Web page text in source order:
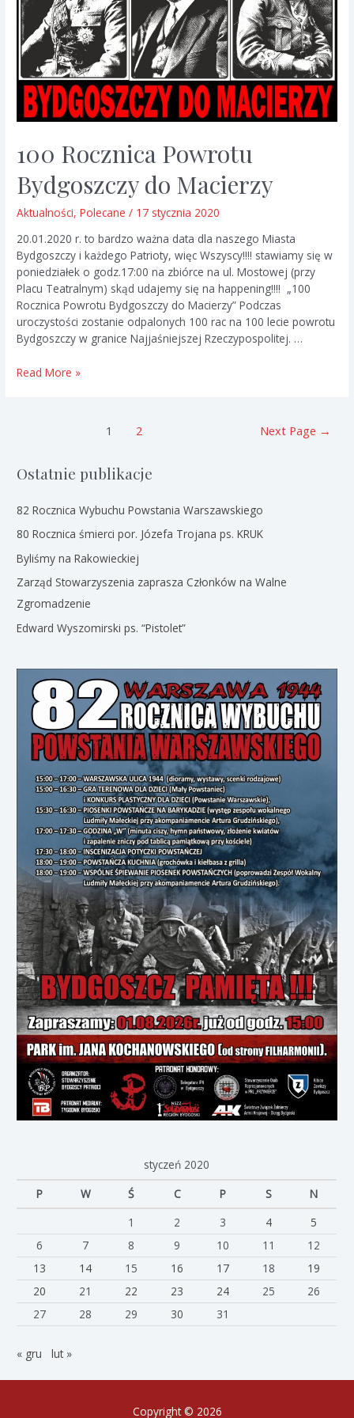
100 Rocznica Powrotu
Bydgoszczy do Macierzy
Aktualności,Polecane / 17 stycznia 2020
20.01.2020 r. to bardzo ważna data dla naszego Miasta
Bydgoszczy i każdego Patrioty, więc Wszyscy!!!! stawiamy się w
poniedziałek o godz.17:00 na zbiórce na ul. Mostowej (przy
Placu Teatralnym) skąd udajemy się na happening!!!! „100
Rocznica Powrotu Bydgoszczy do Macierzy” Podczas
uroczystości zostanie odpalonych 100 rac na 100 lecie powrotu
Bydgoszczy w granice Najjaśniejszej Rzeczypospolitej. …
100
Read More »
1 2 Next Page →
Ostatnie publikacje
82 Rocznica Wybuchu Powstania Warszawskiego
80 Rocznica śmierci por. Józefa Trojana ps. KRUK
Byliśmy na Rakowieckiej
Zarząd Stowarzyszenia zaprasza Członków na Walne
Zgromadzenie
Edward Wyszomirski ps. “Pistolet”
styczeń 2020
P
W Ś C P S
N
1
2 3 4
5
6
7 8 9 10 11
12
13
14 15 16 17 18
19
20
21 22 23 24 25
26
27
28 29 30 31
« gru lut »
Copyright © 2026